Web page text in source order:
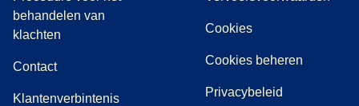
behandelen van
klachten
Contact
Klantenverbintenis
Cookies
Cookies beheren
Privacybeleid